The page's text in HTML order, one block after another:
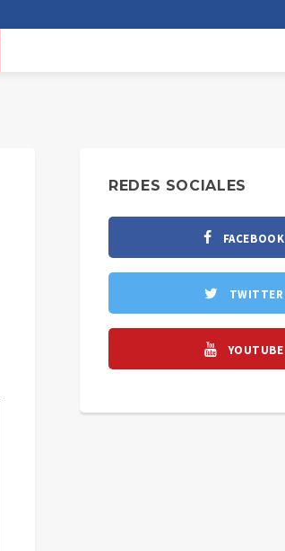
REDES SOCIALES
FACEBOOK
TWITTER
YOUTUBE